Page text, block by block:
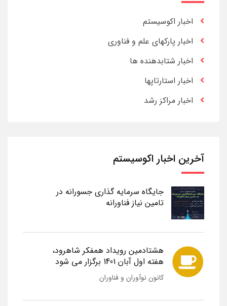
اخبار اکوسیستم
اخبار پارکهای علم و فناوری
اخبار شتابدهنده ها
اخبار استارتاپها
اخبار مراکز رشد
آخرین اخبار اکوسیستم
جایگاه سرمایه گذاری جسورانه در
تامین نیاز فناورانه
هشتادمین رویداد همفکر شاهرود،
هفته اول آبان 1401 برگزار می شود
کانون نوآوران و فناوران